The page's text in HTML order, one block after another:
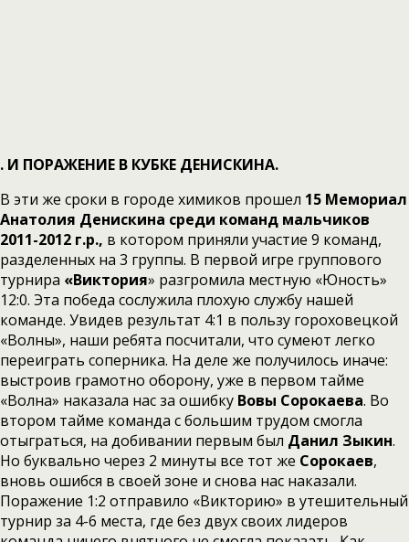
. И ПОРАЖЕНИЕ В КУБКЕ ДЕНИСКИНА.
В эти же сроки в городе химиков прошел 15 Мемориал
Анатолия Денискина среди команд мальчиков
2011-2012 г.р., в котором приняли участие 9 команд,
разделенных на 3 группы. В первой игре группового
турнира «Виктория» разгромила местную «Юность»
12:0. Эта победа сослужила плохую службу нашей
команде. Увидев результат 4:1 в пользу гороховецкой
«Волны», наши ребята посчитали, что сумеют легко
переиграть соперника. На деле же получилось иначе:
выстроив грамотно оборону, уже в первом тайме
«Волна» наказала нас за ошибку Вовы Сорокаева. Во
втором тайме команда с большим трудом смогла
отыграться, на добивании первым был Данил Зыкин.
Но буквально через 2 минуты все тот же Сорокаев,
вновь ошибся в своей зоне и снова нас наказали.
Поражение 1:2 отправило «Викторию» в утешительный
турнир за 4-6 места, где без двух своих лидеров